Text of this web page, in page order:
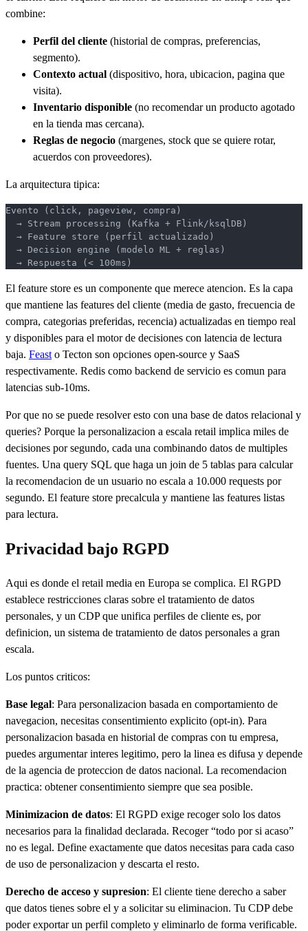
combine:
Perfil del cliente (historial de compras, preferencias,
segmento).
Contexto actual (dispositivo, hora, ubicacion, pagina que
visita).
Inventario disponible (no recomendar un producto agotado
en la tienda mas cercana).
Reglas de negocio (margenes, stock que se quiere rotar,
acuerdos con proveedores).
La arquitectura tipica:
Evento (click, pageview, compra)
  → Stream processing (Kafka + Flink/ksqlDB)
  → Feature store (perfil actualizado)
  → Decision engine (modelo ML + reglas)
  → Respuesta (< 100ms)
El feature store es un componente que merece atencion. Es la capa
que mantiene las features del cliente (media de gasto, frecuencia de
compra, categorias preferidas, recencia) actualizadas en tiempo real
y disponibles para el motor de decisiones con latencia de lectura
baja. Feast o Tecton son opciones open-source y SaaS
respectivamente. Redis como backend de servicio es comun para
latencias sub-10ms.
Por que no se puede resolver esto con una base de datos relacional y
queries? Porque la personalizacion a escala retail implica miles de
decisiones por segundo, cada una combinando datos de multiples
fuentes. Una query SQL que haga un join de 5 tablas para calcular
la recomendacion de un usuario no escala a 10.000 requests por
segundo. El feature store precalcula y mantiene las features listas
para lectura.
Privacidad bajo RGPD
Aqui es donde el retail media en Europa se complica. El RGPD
establece restricciones claras sobre el tratamiento de datos
personales, y un CDP que unifica perfiles de cliente es, por
definicion, un sistema de tratamiento de datos personales a gran
escala.
Los puntos criticos:
Base legal: Para personalizacion basada en comportamiento de
navegacion, necesitas consentimiento explicito (opt-in). Para
personalizacion basada en historial de compras con tu empresa,
puedes argumentar interes legitimo, pero la linea es difusa y depende
de la agencia de proteccion de datos nacional. La recomendacion
practica: obtener consentimiento siempre que sea posible.
Minimizacion de datos: El RGPD exige recoger solo los datos
necesarios para la finalidad declarada. Recoger “todo por si acaso”
no es legal. Define exactamente que datos necesitas para cada caso
de uso de personalizacion y descarta el resto.
Derecho de acceso y supresion: El cliente tiene derecho a saber
que datos tienes sobre el y a solicitar su eliminacion. Tu CDP debe
poder exportar un perfil completo y eliminarlo de forma verificable.